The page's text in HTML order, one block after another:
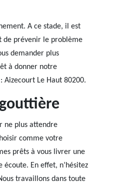
A ce stade, il est
de prévenir le problème
demander plus
à donner notre
Aizecourt Le Haut 80200.
ne plus attendre
comme votre
prêts à vous livrer une
En effet, n’hésitez
travaillons dans toute